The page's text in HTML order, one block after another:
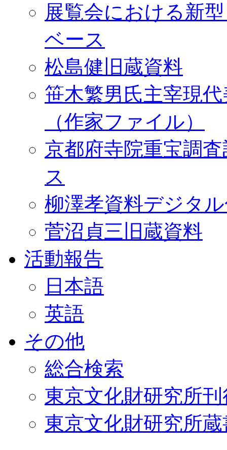
展覧会における新
ベース
松島健旧蔵資料
笹木繁男氏主宰現
（作家ファイル）
京都府寺院重宝調
ス
柳澤孝資料デジタ
菅沼貞三旧蔵資料
活動報告
日本語
英語
その他
総合検索
東京文化財研究所
東京文化財研究所